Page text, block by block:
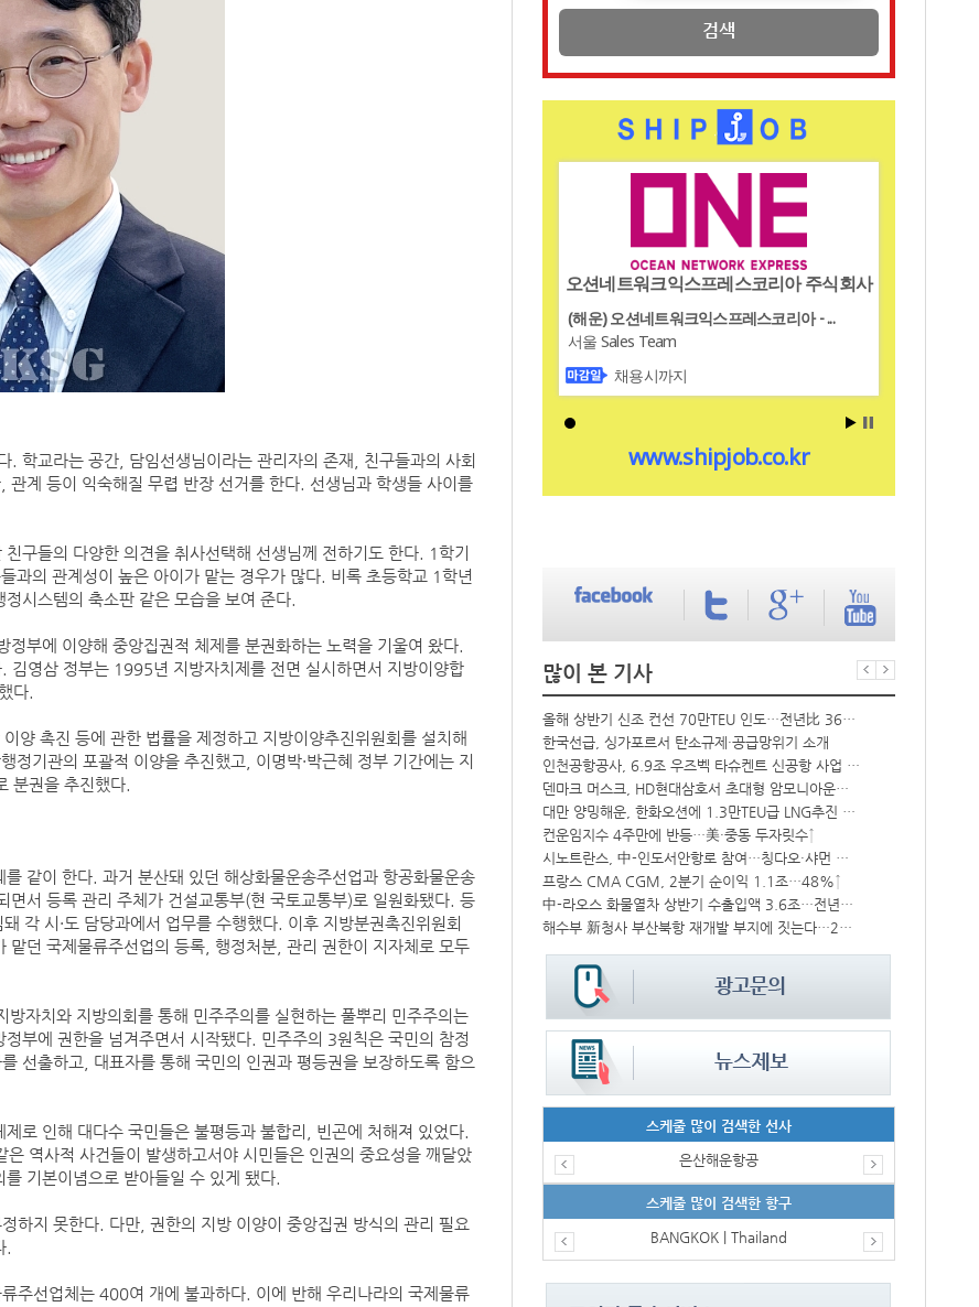
학교라는 공간, 담임선생님이라는 관리자의 존재, 친구들과의 사회
계 등이 익숙해질 무렵 반장 선거를 한다. 선생님과 학생들 사이를
구들의 다양한 의견을 취사선택해 선생님께 전하기도 한다. 1학기
과의 관계성이 높은 아이가 맡는 경우가 많다. 비록 초등학교 1학년
시스템의 축소판 같은 모습을 보여 준다.
부에 이양해 중앙집권적 체제를 분권화하는 노력을 기울여 왔다.
김영삼 정부는 1995년 지방자치제를 전면 실시하면서 지방이양합
다.
양 촉진 등에 관한 법률을 제정하고 지방이양추진위원회를 설치해
기관의 포괄적 이양을 추진했고, 이명박·박근혜 정부 기간에는 지
분권을 추진했다.
같이 한다. 과거 분산돼 있던 해상화물운송주선업과 항공화물운송
서 등록 관리 주체가 건설교통부(현 국토교통부)로 일원화됐다. 등
각 시·도 담당과에서 업무를 수행했다. 이후 지방분권촉진위원회
던 국제물류주선업의 등록, 행정처분, 관리 권한이 지자체로 모두
자치와 지방의회를 통해 민주주의를 실현하는 풀뿌리 민주주의는
부에 권한을 넘겨주면서 시작됐다. 민주주의 3원칙은 국민의 참정
선출하고, 대표자를 통해 국민의 인권과 평등권을 보장하도록 함으
로 인해 대다수 국민들은 불평등과 불합리, 빈곤에 처해져 있었다.
역사적 사건들이 발생하고서야 시민들은 인권의 중요성을 깨달았
기본이념으로 받아들일 수 있게 됐다.
하지 못한다. 다만, 권한의 지방 이양이 중앙집권 방식의 관리 필요
주선업체는 400여 개에 불과하다. 이에 반해 우리나라의 국제물류
검색
많이 본 기사
‘韓中 웃고 日 울고’ 상반기 선박수주량 희비교차
BDI 2936포인트…벌크선 시장, 全 선형서 동반 상승
울산항만공사, 중소기업 ESG 지원사업 참여기업 모집
인사/ 해양수산부
올해 상반기 신조 컨선 70만TEU 인도…전년比 36% 감소
한국선급, 싱가포르서 탄소규제·공급망위기 소개
인천공항공사, 6.9조 우즈벡 타슈켄트 신공항 사업 참여
덴마크 머스크, HD현대삼호서 초대형 암모니아운반선 인도받아
대만 양밍해운, 한화오션에 1.3만TEU급 LNG추진 컨선 6척 발주
컨운임지수 4주만에 반등…美·중동 두자릿수↑
시노트란스, 中-인도서안항로 참여…칭다오·샤먼 직항
프랑스 CMA CGM, 2분기 순이익 1.1조…48%↑
中-라오스 화물열차 상반기 수출입액 3.6조…전년比 34%↑
해수부 新청사 부산북항 재개발 부지에 짓는다…2030년 완공
스케줄 많이 검색한 선사
(주)맥스피드 은산해운항공
스케줄 많이 검색한 항구
NHAVA SHEVA | India BANGKOK | Thailand